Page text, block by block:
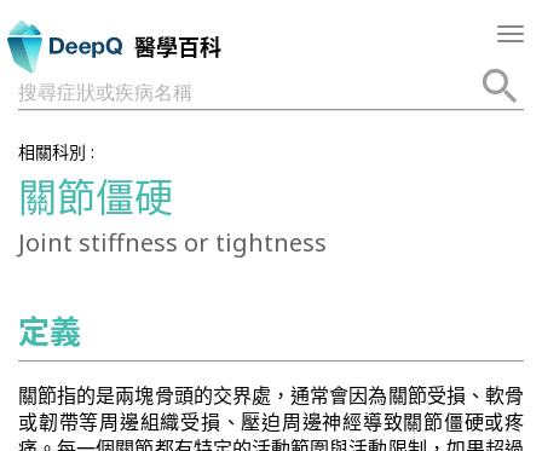
醫學百科
搜尋症狀或疾病名稱
相關科別 :
關節僵硬
Joint stiffness or tightness
定義
關節指的是兩塊骨頭的交界處，通常會因為關節受損、軟骨
或韌帶等周邊組織受損、壓迫周邊神經導致關節僵硬或疼